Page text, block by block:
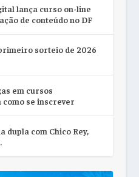
lança curso on-line
de conteúdo no DF
sorteio de 2026
em cursos
se inscrever
dupla com Chico Rey,